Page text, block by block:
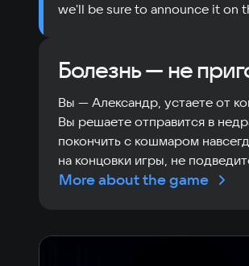
we'll be sure to announce it on
Болезнь — не
Вы — Александр, устаете от
Вы решаете отправится в
покончить с кошмаром
на концовки игры, не
More about the game